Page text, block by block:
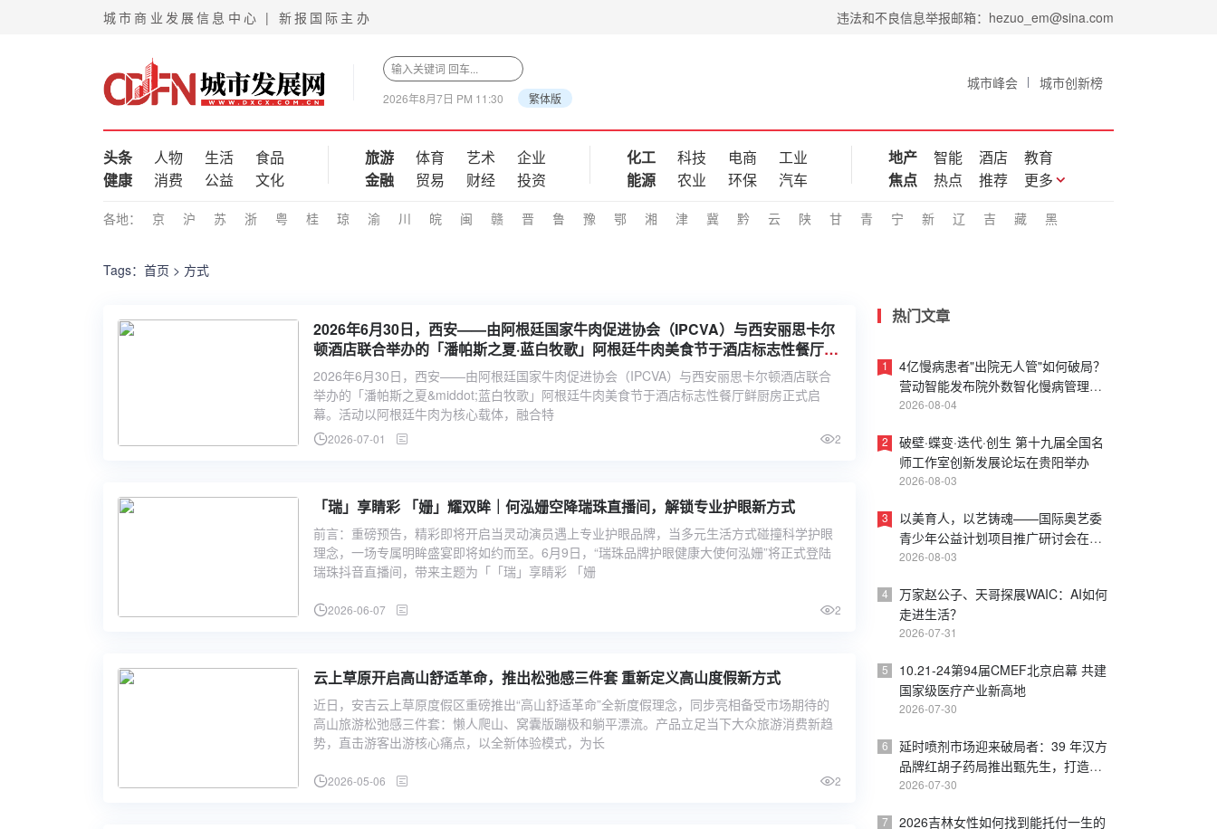
城市商业发展信息中心 | 新报国际主办 违法和不良信息举报邮箱：hezuo_em@sina.com
2026年8月7日 PM 11:30 繁体版
城市峰会 城市创新榜
头条 人物 生活
食品
健康
消费 公益 文化
旅游 体育 艺术
企业
金融
贸易 财经 投资
化工 科技 电商
工业
能源
农业 环保 汽车
地产 智能 酒店
教育
焦点
热点 推荐 更多
各地： 京 沪 苏 浙 粤 桂 琼 渝 川 皖 闽 赣 晋 鲁 豫 鄂 湘 津 冀 黔 云 陕 甘 青 宁 新 辽 吉 藏 黑
Tags： 首页 > 方式
2026年6月30日，西安——由阿根廷国家牛肉促进协会（IPCVA）与西安丽思卡尔
顿酒店联合举办的「潘帕斯之夏·蓝白牧歌」阿根廷牛肉美食节于酒店标志性餐厅鲜
厨房正式启幕。活动以阿根廷牛肉为核心载体，融
2026年6月30日，西安——由阿根廷国家牛肉促进协会（IPCVA）与西安丽思卡尔顿酒店联合
举办的「潘帕斯之夏&middot;蓝白牧歌」阿根廷牛肉美食节于酒店标志性餐厅鲜厨房正式启
幕。活动以阿根廷牛肉为核心载体，融合特
2026-07-01 2
「瑞」享睛彩 「姗」耀双眸｜何泓姗空降瑞珠直播间，解锁专业护眼新方式
前言：重磅预告，精彩即将开启当灵动演员遇上专业护眼品牌，当多元生活方式碰撞科学护眼
理念，一场专属明眸盛宴即将如约而至。6月9日，“瑞珠品牌护眼健康大使何泓姗”将正式登陆
瑞珠抖音直播间，带来主题为「「瑞」享睛彩 「姗
2026-06-07 2
云上草原开启高山舒适革命，推出松弛感三件套 重新定义高山度假新方式
近日，安吉云上草原度假区重磅推出“高山舒适革命”全新度假理念，同步亮相备受市场期待的
高山旅游松弛感三件套：懒人爬山、窝囊版蹦极和躺平漂流。产品立足当下大众旅游消费新趋
势，直击游客出游核心痛点，以全新体验模式，为长
2026-05-06 2
热门文章
4亿慢病患者"出院无人管"如何破局？
营动智能发布院外数智化慢病管理白
皮书
2026-08-04
1
破壁·蝶变·迭代·创生 第十九届全国名
师工作室创新发展论坛在贵阳举办
2026-08-03
2
以美育人，以艺铸魂——国际奥艺委
青少年公益计划项目推广研讨会在上
海戏剧学院成功举办
2026-08-03
3
万家赵公子、天哥探展WAIC：AI如何
走进生活？
2026-07-31
4
10.21-24第94届CMEF北京启幕 共建
国家级医疗产业新高地
2026-07-30
5
延时喷剂市场迎来破局者：39 年汉方
品牌红胡子药局推出甄先生，打造内
调外养新方案
2026-07-30
6
2026吉林女性如何找到能托付一生的
7